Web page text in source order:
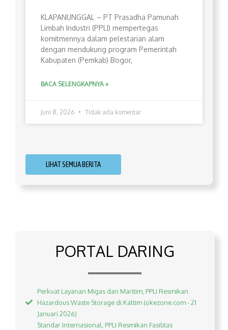
​KLAPANUNGGAL – PT Prasadha Pamunah
Limbah Industri (PPLI) mempertegas
komitmennya dalam pelestarian alam
dengan mendukung program Pemerintah
Kabupaten (Pemkab) Bogor,
BACA SELENGKAPNYA »
Juni 8, 2026 Tidak ada komentar
LIHAT SEMUA BERITA
PORTAL DARING
Perkuat Layanan Migas dan Maritim, PPLI Resmikan
Hazardous Waste Storage di Kaltim (okezone.com - 21
Januari 2026)
Standar Internasional, PPLI Resmikan Fasilitas